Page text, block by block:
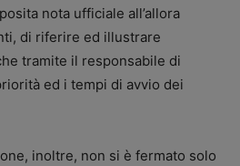
nota ufficiale all’allora
di riferire ed illustrare
tramite il responsabile di
ed i tempi di avvio dei
inoltre, non si è fermato solo